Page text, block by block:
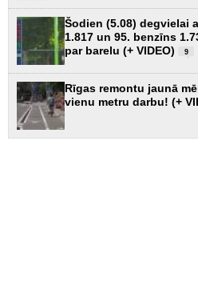
Šodien (5.08) degvielai
1.817 un 95. benzīns
par barelu (+ VIDEO)
9
Rīgas remontu jaunā
vienu metru darbu! (+